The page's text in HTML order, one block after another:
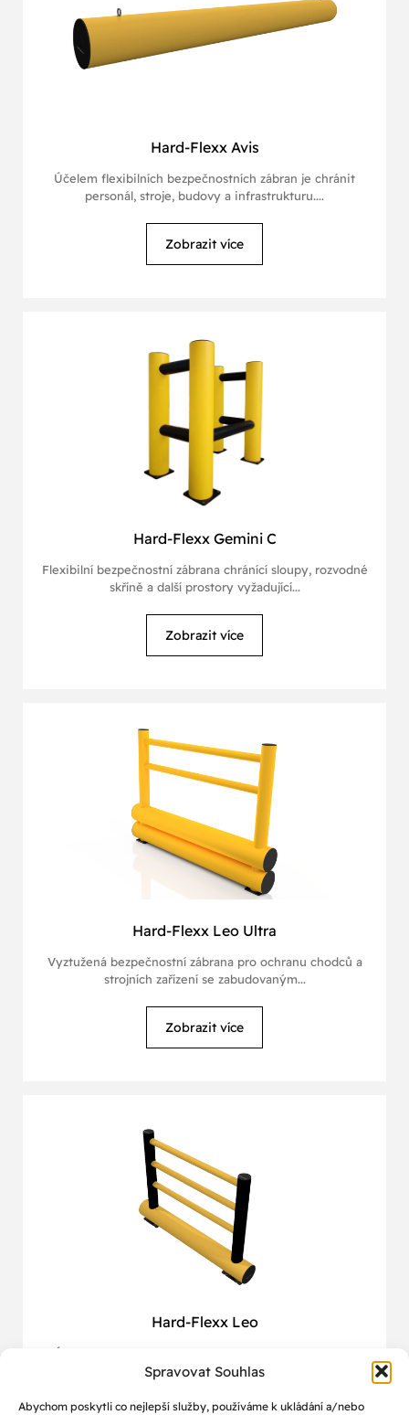
Spravovat Souhlas
Abychom poskytli co nejlepší služby, používáme k ukládání a/nebo
Hard-Flexx Avis
Účelem flexibilních bezpečnostních zábran je chránit
personál, stroje, budovy a infrastrukturu....
Zobrazit více
Hard-Flexx Gemini C
Flexibilní bezpečnostní zábrana chránící sloupy, rozvodné
skříně a další prostory vyžadující...
Zobrazit více
Hard-Flexx Leo Ultra
Vyztužená bezpečnostní zábrana pro ochranu chodců a
strojních zařízení se zabudovaným...
Zobrazit více
Hard-Flexx Leo
Účelem flexibilních bezpečnostních zábran je chránit
personál, stroje, budovy a infrastrukturu....